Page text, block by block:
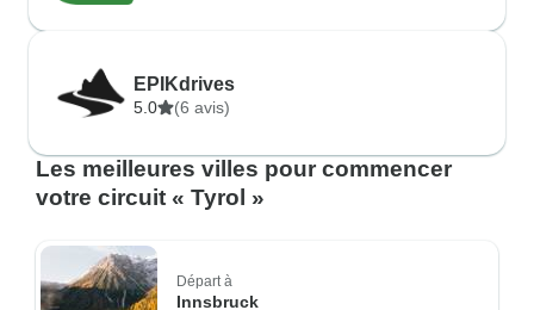
EPIKdrives
5.0 (6 avis)
Les meilleures villes pour commencer
votre circuit « Tyrol »
Départ à
Innsbruck